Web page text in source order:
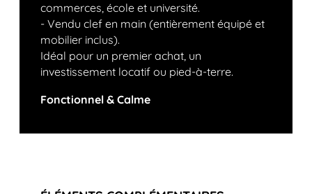
commerces, école et université.
- Vendu clef en main (entièrement équipé et
mobilier inclus).
Idéal pour un premier achat, un
investissement locatif ou pied-à-terre.
Fonctionnel & Calme